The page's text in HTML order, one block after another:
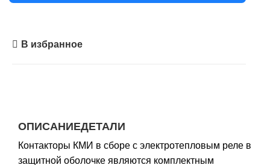
В избранное
ОПИСАНИЕДЕТАЛИ
Контакторы КМИ в сборе с электротепловым реле в
защитной оболочке являются комплектным